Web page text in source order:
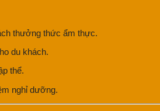
thưởng thức ẩm thực.
du khách.
thể.
nghỉ dưỡng.